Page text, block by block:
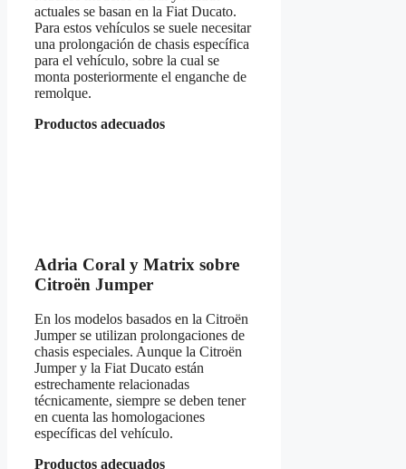
actuales se basan en la Fiat Ducato.
Para estos vehículos se suele necesitar
una prolongación de chasis específica
para el vehículo, sobre la cual se
monta posteriormente el enganche de
remolque.
Productos adecuados
Adria Coral y Matrix sobre
Citroën Jumper
En los modelos basados en la Citroën
Jumper se utilizan prolongaciones de
chasis especiales. Aunque la Citroën
Jumper y la Fiat Ducato están
estrechamente relacionadas
técnicamente, siempre se deben tener
en cuenta las homologaciones
específicas del vehículo.
Productos adecuados